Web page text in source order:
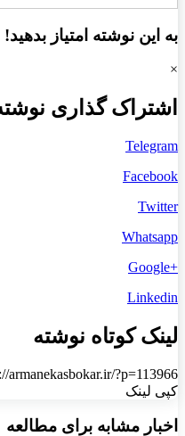
به این نوشته امتیاز بدهید!
×
اشتراک گذاری
Telegram
Facebook
Twitter
Whatsapp
+Google
Linkedin
لینک کوتاه نوشته
armanekasbokar.ir/?p=113966
کپی لینک
اخبار مشابه برای مطالعه